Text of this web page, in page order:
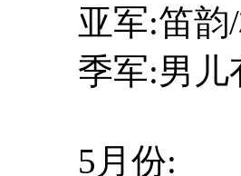
亚军:笛韵/
季军:男儿
5月份: